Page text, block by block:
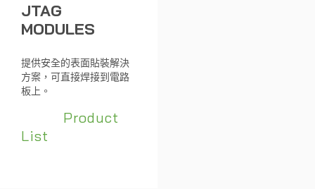
JTAG
MODULES
提供安全的表面貼裝解決
方案，可直接焊接到電路
板上。
Product
List